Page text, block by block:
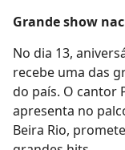
Grande show
No dia 13,
recebe uma das
do país. O cantor
apresenta no
Beira Rio,